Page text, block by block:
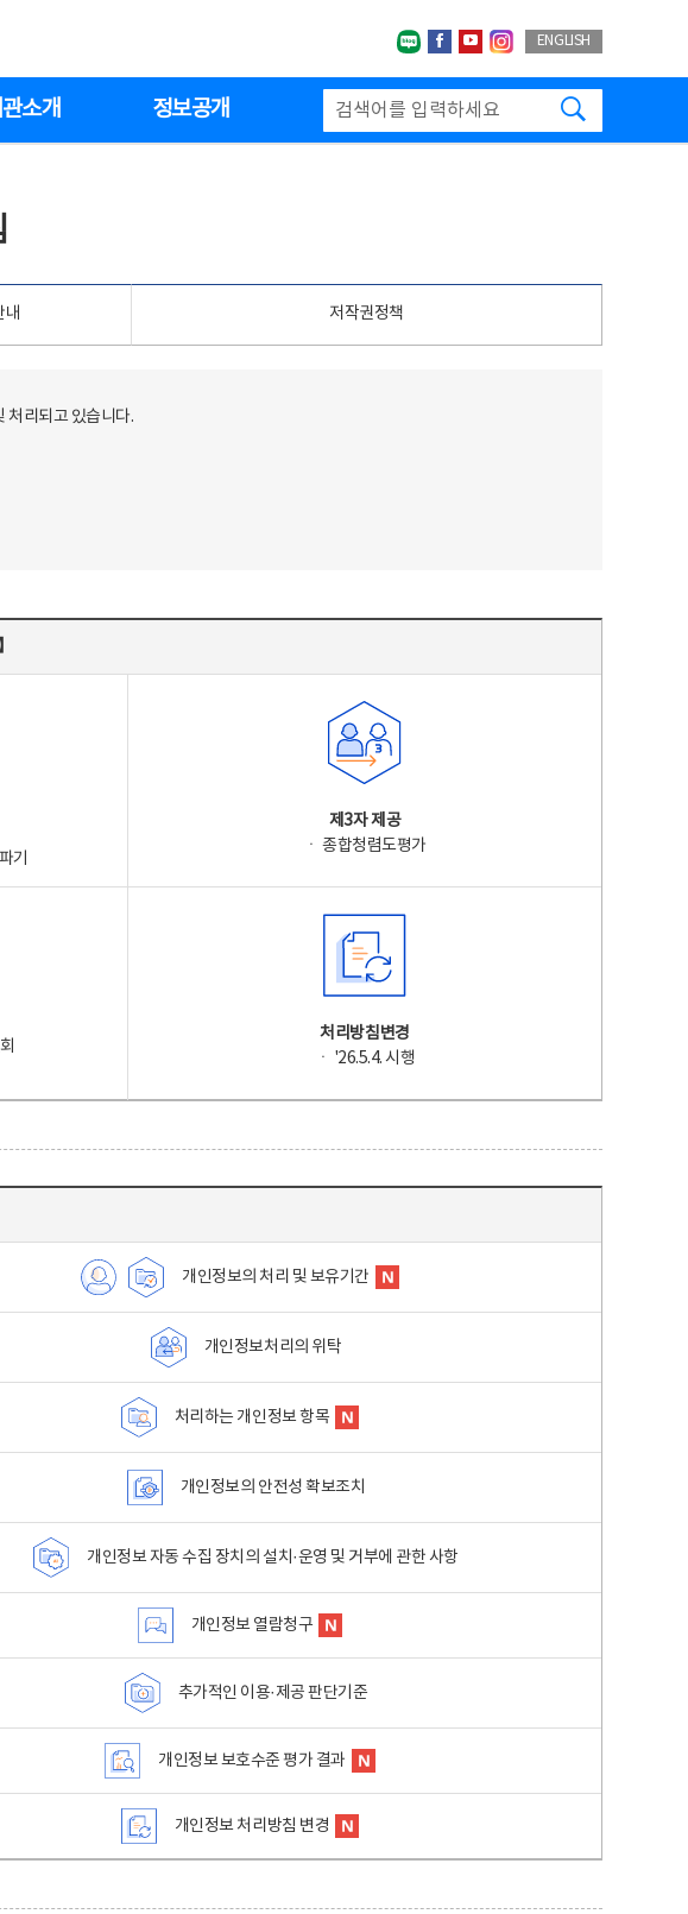
네이버블로그
페이스북
유투브인스타그랩
ENGLISH
소개 정보공개
내 저작권정책
처리되고 있습니다.
기
제3자 제공
ㆍ 종합청렴도평가
처리방침변경
ㆍ '26.5.4. 시행
개인정보의 처리 및 보유기간
개인정보처리의 위탁
처리하는 개인정보 항목
개인정보의 안전성 확보조치
개인정보 자동 수집 장치의 설치·운영 및 거부에 관한 사항
개인정보 열람청구
추가적인 이용·제공 판단기준
개인정보 보호수준 평가 결과
개인정보 처리방침 변경